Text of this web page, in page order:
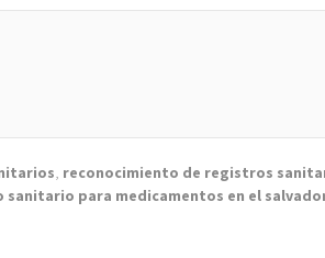
reconocimiento de registros
sanitario para medicamentos en el